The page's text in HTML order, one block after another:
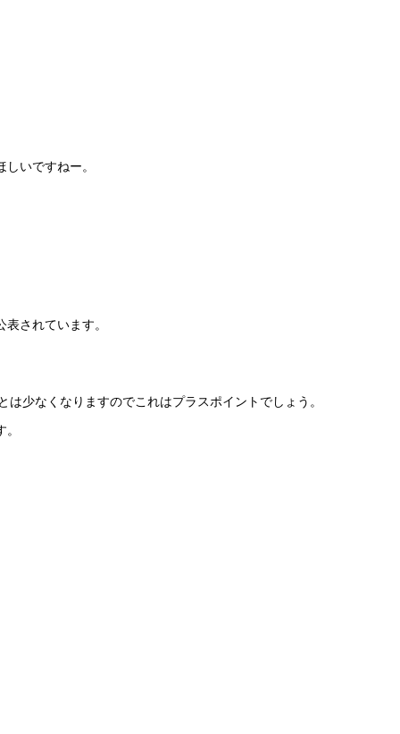
いですねー。
されています。
少なくなりますのでこれはプラスポイントでしょう。